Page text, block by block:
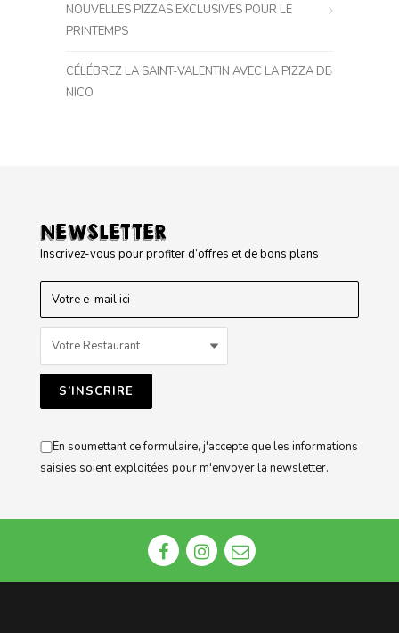
NOUVELLES PIZZAS EXCLUSIVES POUR LE
PRINTEMPS
CÉLÉBREZ LA SAINT-VALENTIN AVEC LA PIZZA DE
NICO
NEWSLETTER
Inscrivez-vous pour profiter d’offres et de bons plans
En soumettant ce formulaire, j'accepte que les informations
saisies soient exploitées pour m'envoyer la newsletter.